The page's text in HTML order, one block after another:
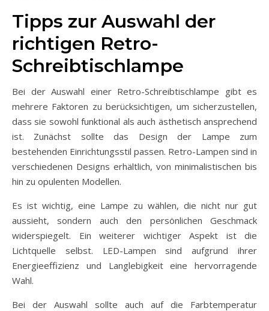
Tipps zur Auswahl der
richtigen Retro-
Schreibtischlampe
Bei der Auswahl einer Retro-Schreibtischlampe gibt es
mehrere Faktoren zu berücksichtigen, um sicherzustellen,
dass sie sowohl funktional als auch ästhetisch ansprechend
ist. Zunächst sollte das Design der Lampe zum
bestehenden Einrichtungsstil passen. Retro-Lampen sind in
verschiedenen Designs erhältlich, von minimalistischen bis
hin zu opulenten Modellen.
Es ist wichtig, eine Lampe zu wählen, die nicht nur gut
aussieht, sondern auch den persönlichen Geschmack
widerspiegelt. Ein weiterer wichtiger Aspekt ist die
Lichtquelle selbst. LED-Lampen sind aufgrund ihrer
Energieeffizienz und Langlebigkeit eine hervorragende
Wahl.
Bei der Auswahl sollte auch auf die Farbtemperatur